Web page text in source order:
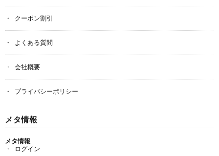
クーポン割引
よくある質問
会社概要
プライバシーポリシー
メタ情報
メタ情報
ログイン